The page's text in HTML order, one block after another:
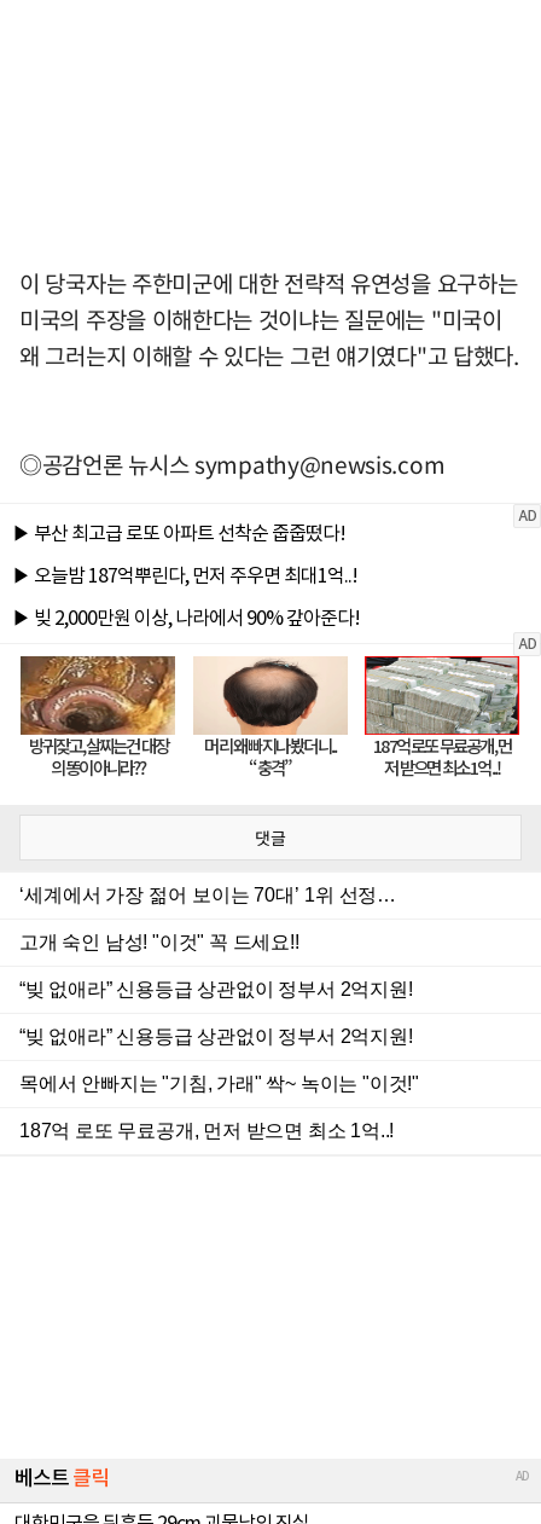
이 당국자는 주한미군에 대한 전략적 유연성을 요구하는
미국의 주장을 이해한다는 것이냐는 질문에는 "미국이
왜 그러는지 이해할 수 있다는 그런 얘기였다"고 답했다.
◎공감언론 뉴시스sympathy@newsis.com
댓글